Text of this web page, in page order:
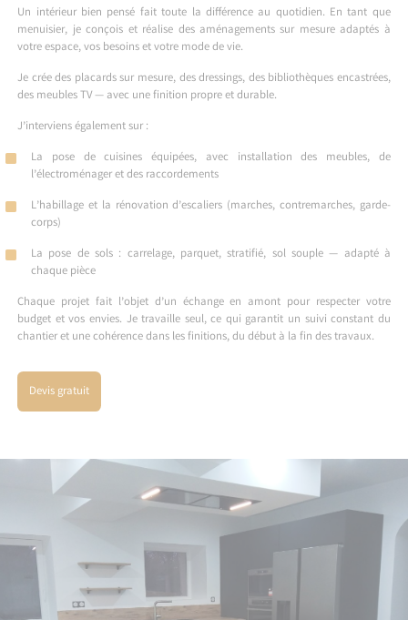
Un intérieur bien pensé fait toute la différence au quotidien. En tant que
menuisier, je conçois et réalise des aménagements sur mesure adaptés à
votre espace, vos besoins et votre mode de vie.
Je crée des placards sur mesure, des dressings, des bibliothèques encastrées,
des meubles TV — avec une finition propre et durable.
J’interviens également sur :
La pose de cuisines équipées, avec installation des meubles, de
l’électroménager et des raccordements
L’habillage et la rénovation d’escaliers (marches, contremarches, garde-
corps)
La pose de sols : carrelage, parquet, stratifié, sol souple — adapté à
chaque pièce
Chaque projet fait l’objet d’un échange en amont pour respecter votre
budget et vos envies. Je travaille seul, ce qui garantit un suivi constant du
chantier et une cohérence dans les finitions, du début à la fin des travaux.
Devis gratuit